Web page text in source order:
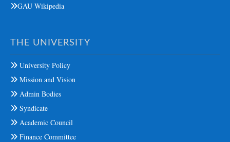
GAU Wikipedia
THE UNIVERSITY
University Policy
Mission and Vision
Admin Bodies
Syndicate
Academic Council
Finance Committee